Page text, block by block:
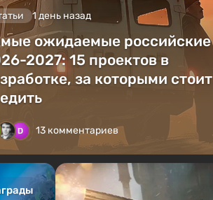
1 день назад
ожидаемые
2027: 15 проектов в
за которыми стоит
13 комментариев